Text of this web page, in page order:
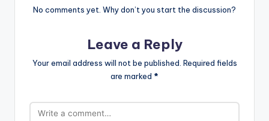
No comments yet. Why don’t you start the discussion?
Leave a Reply
Your email address will not be published. Required fields
are marked *